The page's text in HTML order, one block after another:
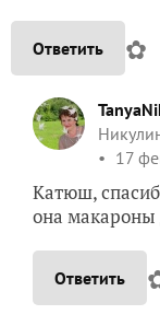
Ответить ✿
17
Катюш,
она макароны
Ответить